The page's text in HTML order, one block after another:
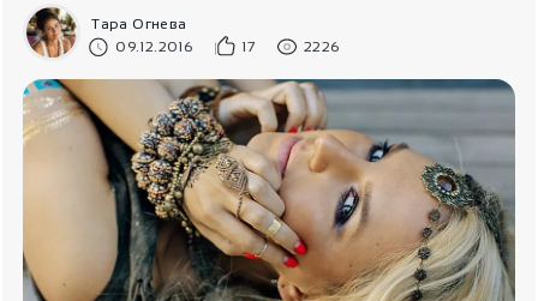
Корзина покупок пуста..
Тара Огнева
09.12.2016
17 2226